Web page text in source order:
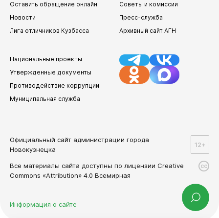
Оставить обращение онлайн
Новости
Лига отличников Кузбасса
Советы и комиссии
Пресс-служба
Архивный сайт АГН
Национальные проекты
Утвержденные документы
Противодействие коррупции
Муниципальная служба
Официальный сайт администрации города
Новокузнецка
12+
cc
Все материалы сайта доступны по лицензии Creative
Commons «Attribution» 4.0 Всемирная
Информация о сайте